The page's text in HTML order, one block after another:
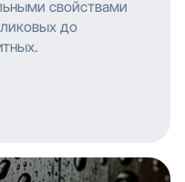
свойствами
до